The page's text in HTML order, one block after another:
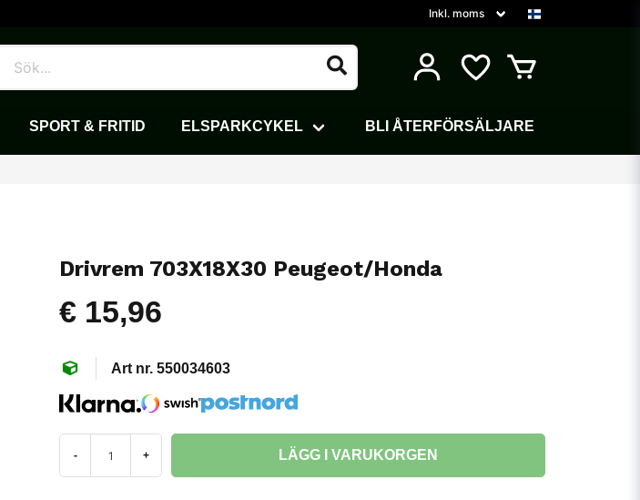
SPORT & FRITID ELSPARKCYKEL BLI ÅTERFÖRSÄLJARE
Drivrem 703X18X30 Peugeot/Honda
€ 15,96
550034603
- + LÄGG I VARUKORGEN